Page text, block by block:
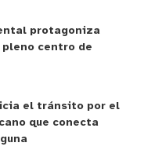
protagoniza
centro de
el tránsito por el
que conecta